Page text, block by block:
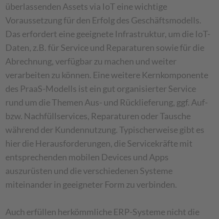
überlassenden Assets via IoT eine wichtige
Voraussetzung für den Erfolg des Geschäftsmodells.
Das erfordert eine geeignete Infrastruktur, um die IoT-
Daten, z.B. für Service und Reparaturen sowie für die
Abrechnung, verfügbar zu machen und weiter
verarbeiten zu können. Eine weitere Kernkomponente
des PraaS-Modells ist ein gut organisierter Service
rund um die Themen Aus- und Rücklieferung, ggf. Auf-
bzw. Nachfüllservices, Reparaturen oder Tausche
während der Kundennutzung. Typischerweise gibt es
hier die Herausforderungen, die Servicekräfte mit
entsprechenden mobilen Devices und Apps
auszurüsten und die verschiedenen Systeme
miteinander in geeigneter Form zu verbinden.
Auch erfüllen herkömmliche ERP-Systeme nicht die